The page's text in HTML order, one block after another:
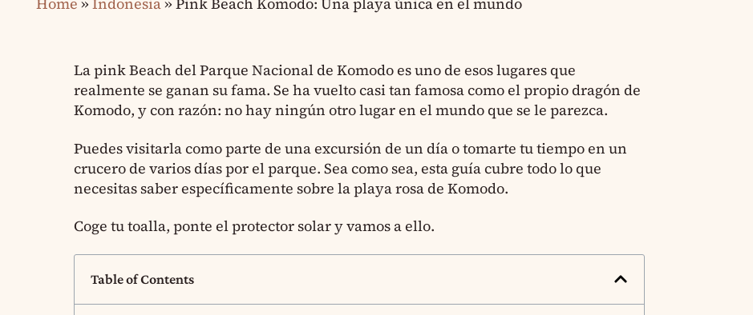
La pink Beach del Parque Nacional de Komodo es uno de esos lugares que
realmente se ganan su fama. Se ha vuelto casi tan famosa como el propio dragón de
Komodo, y con razón: no hay ningún otro lugar en el mundo que se le parezca.
Puedes visitarla como parte de una excursión de un día o tomarte tu tiempo en un
crucero de varios días por el parque. Sea como sea, esta guía cubre todo lo que
necesitas saber específicamente sobre la playa rosa de Komodo.
Coge tu toalla, ponte el protector solar y vamos a ello.
Table of Contents